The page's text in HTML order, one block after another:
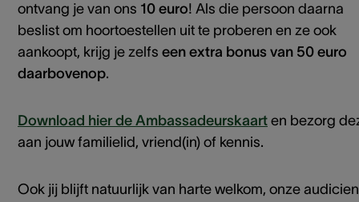
ontvang je van ons 10 euro! Als die persoon daarna
beslist om hoortoestellen uit te proberen en ze ook
aankoopt, krijg je zelfs een extra bonus van 50 euro
daarbovenop.
Download hier de Ambassadeurskaart en bezorg
aan jouw familielid, vriend(in) of kennis.
Ook jij blijft natuurlijk van harte welkom, onze